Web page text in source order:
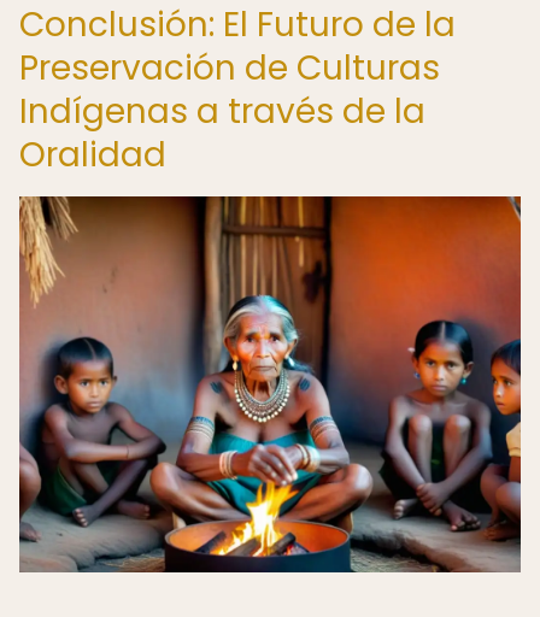
Conclusión: El Futuro de la
Preservación de Culturas
Indígenas a través de la
Oralidad